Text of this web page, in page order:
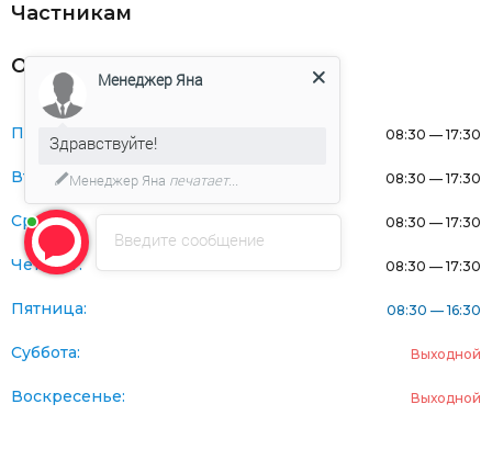
Частникам
Оферта
Понедельник: 08:30 — 17:30
Вторник: 08:30 — 17:30
Среда: 08:30 — 17:30
Четверг: 08:30 — 17:30
Пятница: 08:30 — 16:30
Суббота: Выходной
Воскресенье: Выходной
Введите сообщение
Менеджер Яна
Здравствуйте!
Менеджер Яна печатает...